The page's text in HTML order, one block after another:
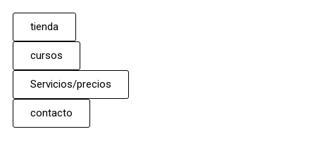
tienda
cursos
Servicios/precios
contacto